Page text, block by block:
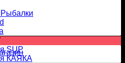
SUP
КАЯКА